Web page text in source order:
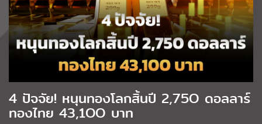
4 ปัจจัย! หนุนทองโลกสิ้นปี 2,75O ดอลลาร์
ทองไทย 43,1OO บาท